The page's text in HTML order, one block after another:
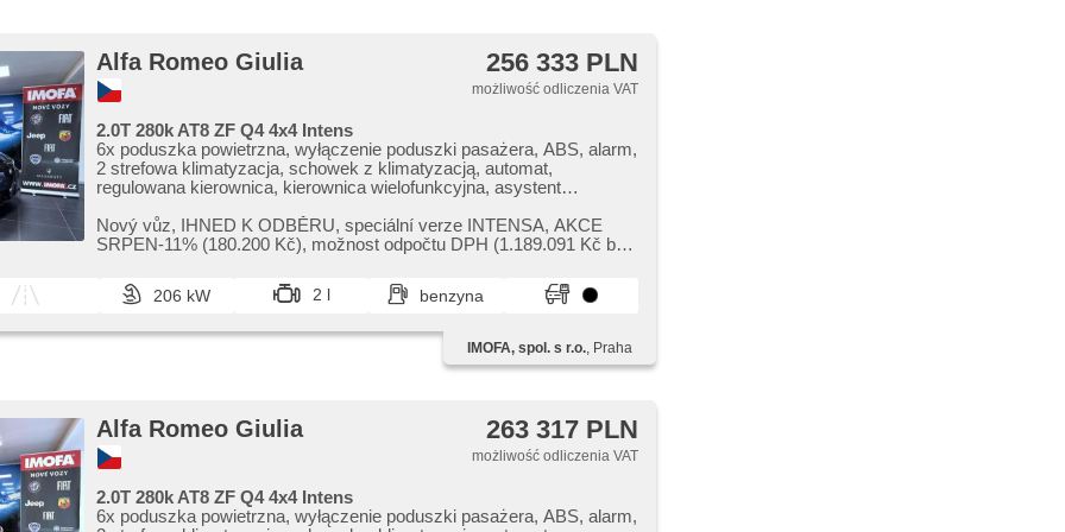
Alfa Romeo Giulia 256 333 PLN
możliwość odliczenia VAT
2.0T 280k AT8 ZF Q4 4x4 Intens
6x poduszka powietrzna, wyłączenie poduszki pasażera, ABS, alarm,
2 strefowa klimatyzacja, schowek z klimatyzacją, automat,
regulowana kierownica, kierownica wielofunkcyjna, asystent
regulacja foteli, fotele regulowane, wspomaganie układu
kierowniczego, fotele sportowe, EDS, el. opuszczane przednie szyby,
lusterka, podgrzewane lusterka, el. składane lusterka, el. otwieranie
bagażnika, felgi aluminiowe, komputer pokładowy, napęd 4x4,
nawigacja satelitarna, czujnik deszczu, czujnik reflektorów, sportowe
podwozie, stabilizacja podwozia (ESP), przyciemniane szyby, start-
stop systém, światła do jazdy dziennej, parkovací kamera, tempomat
martwego pola, asystent pasa ruchu, sledování únavy řidiče,
bluetooth, digitální přístrojová deska, digitální přístrojový štít, dotykové
ovládání palubního počítače, hlasové ovládání palubního počítače,
digitální příjem rádia (DAB), asistent jízdy v koloně, nouzové brzdění
(PEBS), podgrzewane fotele, blokowanie mech. różnicowego,
automat. blok. mech. różnicowego
Nový vůz,​ IHNED K ODBĚRU,​ speciální verze INTENSA,​ AKCE
SRPEN​-11% (180.200 Kč),​ možnost odpočtu DPH (1.189.091 Kč bez
206 kW 2 l benzyna
IMOFA, spol. s r.o., Praha
Alfa Romeo Giulia 263 317 PLN
możliwość odliczenia VAT
2.0T 280k AT8 ZF Q4 4x4 Intens
6x poduszka powietrzna, wyłączenie poduszki pasażera, ABS, alarm,